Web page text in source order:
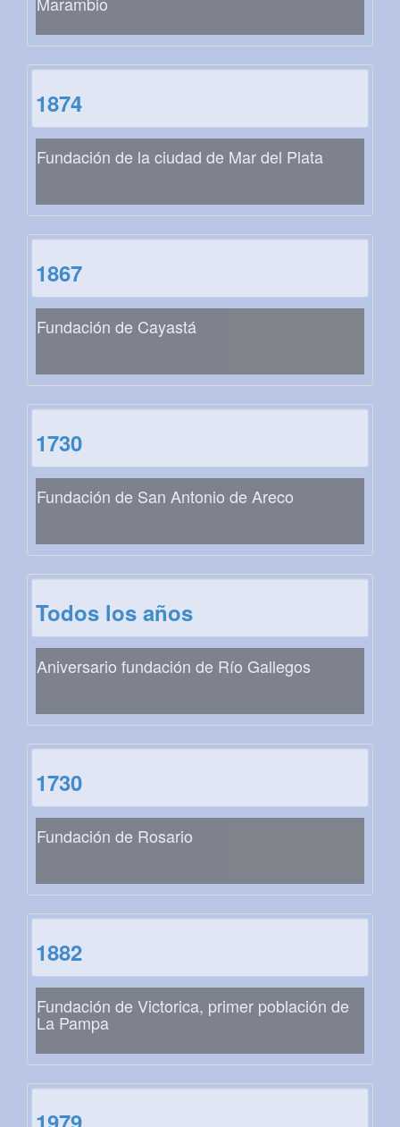
1874
Fundación de la ciudad de Mar del Plata
1867
Fundación de Cayastá
1730
Fundación de San Antonio de Areco
Todos los años
Aniversario fundación de Río Gallegos
1730
Fundación de Rosario
1882
Fundación de Victorica, primer población de
La Pampa